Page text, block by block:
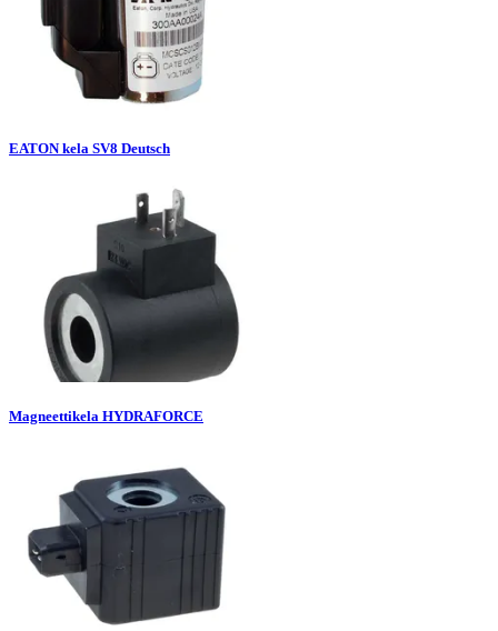
EATON kela SV8 Deutsch
Magneettikela HYDRAFORCE